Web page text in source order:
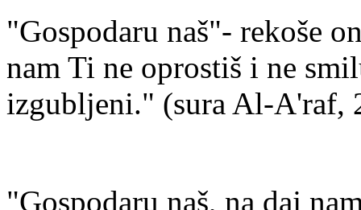
"Gospodaru naš"- rekoše
nam Ti ne oprostiš i ne
izgubljeni." (sura Al-A'raf,
"Gospodaru naš, na daj